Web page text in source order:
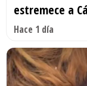
estremece a
Hace 1 día